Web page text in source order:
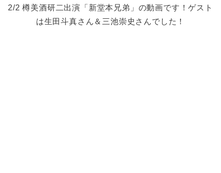
2/2 樽美酒研二出演「新堂本兄弟」の動画です！ゲスト
は生田斗真さん＆三池崇史さんでした！